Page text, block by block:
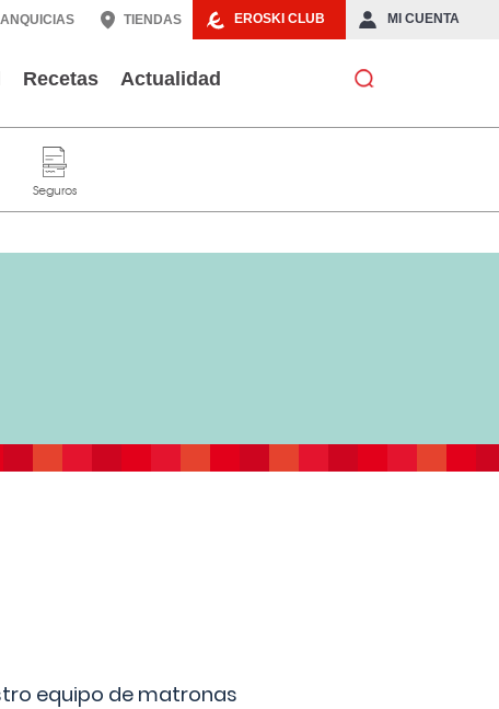
EROSKI CLUB MI CUENTA
TIENDAS
Recetas Actualidad
equipo de matronas